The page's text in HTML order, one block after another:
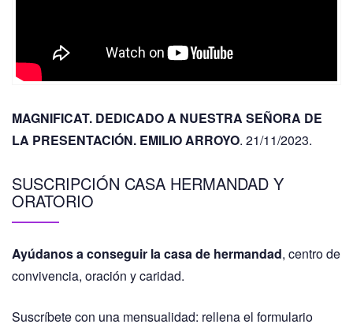
MAGNIFICAT. DEDICADO A NUESTRA SEÑORA DE
LA PRESENTACIÓN. EMILIO ARROYO. 21/11/2023.
SUSCRIPCIÓN CASA HERMANDAD Y
ORATORIO
Ayúdanos a conseguir la casa de hermandad, centro de
convivencia, oración y caridad.
Suscríbete con una mensualidad: rellena el formulario